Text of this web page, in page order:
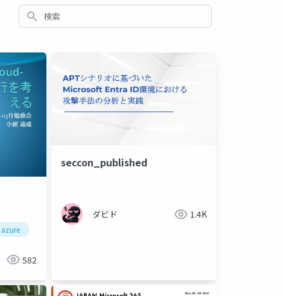
検索
azure
582
seccon_published
ダビド 1.4K